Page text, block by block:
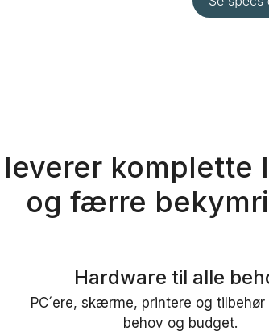
komplette
og færre
Hardware til alle
PC´ere, skærme, printere og
behov og budget.